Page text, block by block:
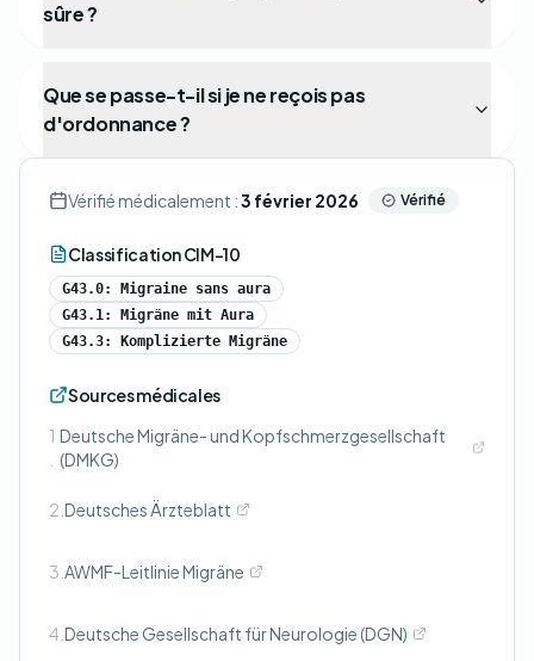
sûre ?
Que se passe-t-il si je ne reçois pas
d'ordonnance ?
Vérifié médicalement :3 février 2026 Vérifié
Classification CIM-10
G43.0: Migraine sans aura
G43.1: Migräne mit Aura
G43.3: Komplizierte Migräne
Sources médicales
1 Deutsche Migräne- und Kopfschmerzgesellschaft
(DMKG)
2. Deutsches Ärzteblatt
3. AWMF-Leitlinie Migräne
4. Deutsche Gesellschaft für Neurologie (DGN)